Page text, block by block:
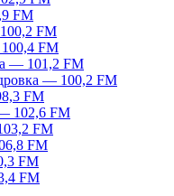
FM
FM
FM
— 101,2 FM
— 100,2 FM
FM
102,6 FM
FM
FM
FM
FM